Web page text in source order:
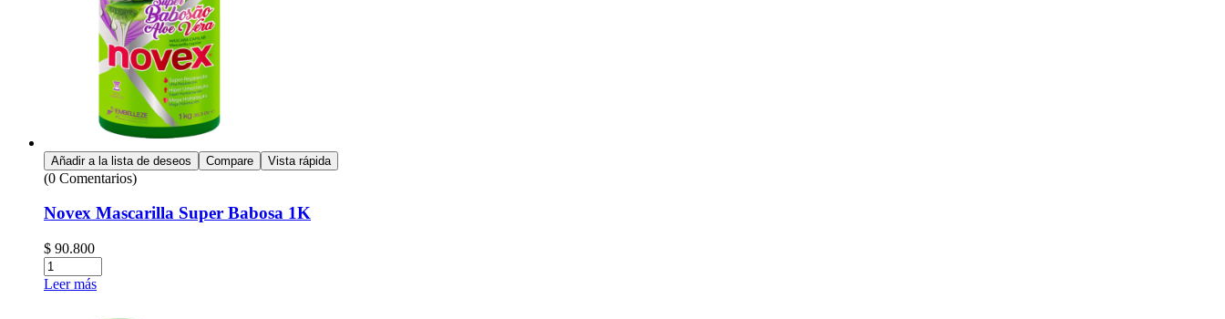
Añadir a la lista de deseos Compare Vista rápida
(0 Comentarios)
Novex Mascarilla Super Babosa 1K
$ 90.800
Leer más